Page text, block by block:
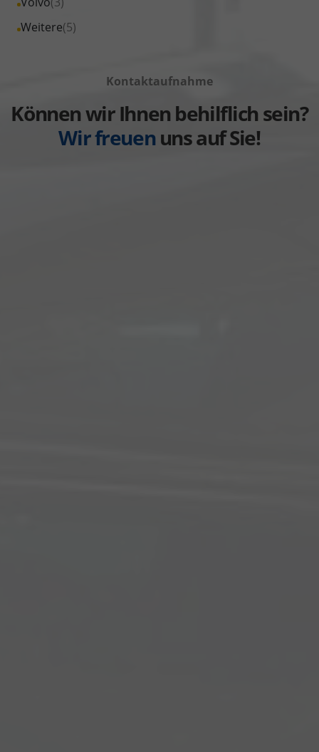
anzeigen
Toyota
anzeigen
Volkswagen
Fahrzeuge
Weitere(5)
Alle
anzeigen
Kontaktaufnahme
Können wir Ihnen behilflich sein?
Wir freuenuns auf Sie!